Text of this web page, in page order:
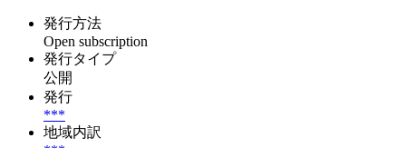
発行方法
Open subscription
発行タイプ
公開
発行
***
地域内訳